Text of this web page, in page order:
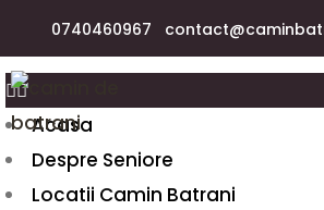
0740460967
Acasa
Despre Seniore
Locatii Camin Batrani